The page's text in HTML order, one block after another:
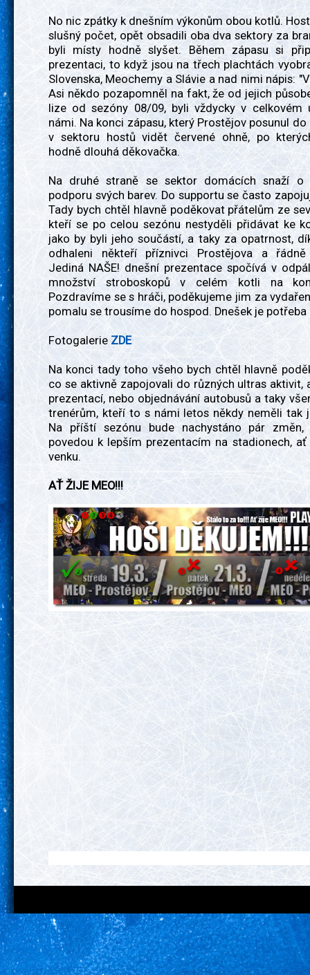
No nic zpátky k dnešním výkonům obou kotlů.
slušný počet, opět obsadili oba dva sektory za
byli místy hodně slyšet. Během zápasu si
prezentaci, to když jsou na třech plachtách
Slovenska, Meochemy a Slávie a nad nimi nápis:
Asi někdo pozapomněl na fakt, že od jejich
lize od sezóny 08/09, byli vždycky v celkovém
námi. Na konci zápasu, který Prostějov posunul do
v sektoru hostů vidět červené ohně, po
hodně dlouhá děkovačka.
Na druhé straně se sektor domácích snaží o
podporu svých barev. Do supportu se často
Tady bych chtěl hlavně poděkovat přátelům ze
kteří se po celou sezónu nestyděli přidávat ke
jako by byli jeho součástí, a taky za opatrnost,
odhaleni někteří příznivci Prostějova a řádně
Jediná NAŠE! dnešní prezentace spočívá v
množství stroboskopů v celém kotli na
Pozdravíme se s hráči, poděkujeme jim za
pomalu se trousíme do hospod. Dnešek je potřeba
Fotogalerie ZDE
Na konci tady toho všeho bych chtěl hlavně
co se aktivně zapojovali do různých ultras aktivit,
prezentací, nebo objednávání autobusů a taky
trenérům, kteří to s námi letos někdy neměli tak
Na příští sezónu bude nachystáno pár změn,
povedou k lepším prezentacím na stadionech,
venku.
AŤ ŽIJE MEO!!!